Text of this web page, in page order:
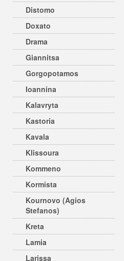
Distomo
Doxato
Drama
Giannitsa
Gorgopotamos
Ioannina
Kalavryta
Kastoria
Kavala
Klissoura
Kommeno
Kormista
Kournovo (Agios
Stefanos)
Kreta
Lamia
Larissa